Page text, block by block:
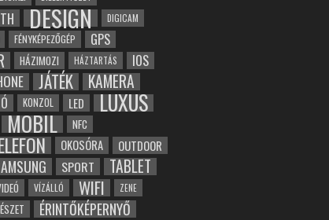
DESIGN DIGICAM
FÉNYKÉPEZŐGÉP GPS
HÁZIMOZI HÁZTARTÁS IOS
JÁTÉK KAMERA
KONZOL LED LUXUS
MOBIL NFC
OKOSÓRA OUTDOOR
SPORT TABLET
VÍZÁLLÓ WIFI
ZENE
ÉRINTŐKÉPERNYŐ